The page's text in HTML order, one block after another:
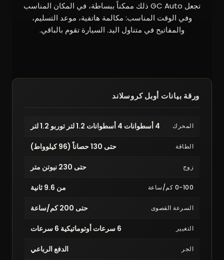
تجعل GC Auto ذلك ممكناً ببساطة، في المكان المناسب
وفي الوقت المناسب: مكالمة هاتفية، موعد التسليم،
والمفاتيح في متناول اليد. السيارة تقوم بالباقي.
ورقة بيانات أوبل كروسلاند
المحرك 4 أسطوانات 4 أسطوانات 1.2 لتر توربو 1.2 لتر
الطاقة حتى 130 حصاناً (96 كيلوواط)
زوج حتى 230 نيوتن متر
0-100 كم/ساعة من 9.6 ثانية
السرعة القصوى حتى 200 كم/ساعة
التغيير 6 سرعات أوتوماتيكية 6 سرعات
الجر الدفع الرباعي